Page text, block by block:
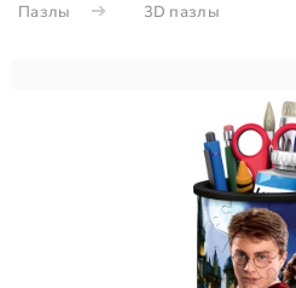
Пазлы
3D пазлы